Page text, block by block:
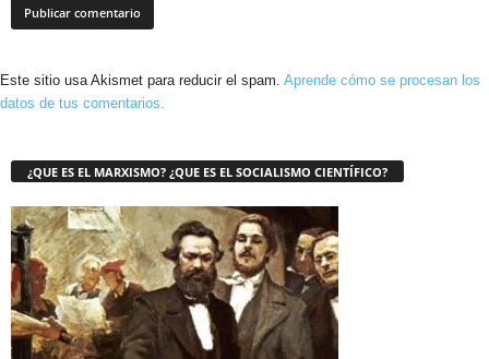
Este sitio usa Akismet para reducir el spam. Aprende cómo se procesan los
datos de tus comentarios.
¿QUE ES EL MARXISMO? ¿QUE ES EL SOCIALISMO CIENTÍFICO?